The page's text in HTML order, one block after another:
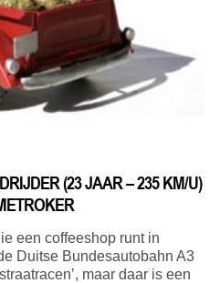
(23 JAAR – 235 KM/U)
een coffeeshop runt in
Duitse Bundesautobahn A3
maar daar is een